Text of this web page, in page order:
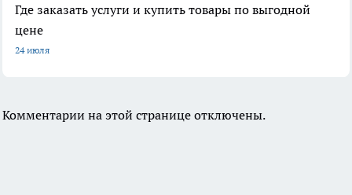
Где заказать услуги и купить товары по выгодной
цене
24 июля
Комментарии на этой странице отключены.